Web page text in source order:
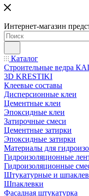
Интернет-магазин
Каталог
Строительные ведра
3D KRESTIKI
Клеевые составы
Дисперсионные клеи
Цементные клеи
Эпоксидные клеи
Затирочные смеси
Цементные затирки
Эпоксидные затирки
Материалы для
Гидроизоляционные
Гидроизоляционные
Штукатурные и
Шпаклевки
Фасадная штукатурка